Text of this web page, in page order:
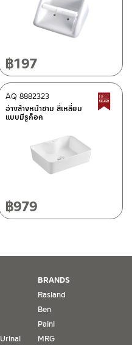
or ceramic basin for
the basin and the
use.
งพาง เขตยานนาวา กรุงเทพฯ
/ 091-545-0556
ย อ.ดอยสะเก็ด เชียงใหม่
น.
อ หรือ ใบเสร็จ โดยทางบริษัทฯ
ทางบริษัทฯ ไม่สามารถให้
อกสารดังกล่าว
ะสินค้าที่อยู่ในสภาพการใช้งาน
ลิกที่นี่
฿197
สินค้าลดราคา เคลียร์สต็อก
อ่างล้างหน้าชาม สี่เหลี่ยม
แบบมีรูก็อก
AQ 8882323
฿979
BRANDS
Rasland
Ben
Paini
MRG